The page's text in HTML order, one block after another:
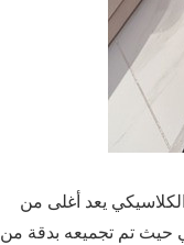
يعد أغلى من
حيث تم تجميعه بدقة من